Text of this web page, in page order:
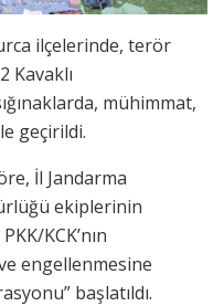
ilçelerinde, terör
Kavaklı
mühimmat,
geçirildi.
İl Jandarma
ekiplerinin
KCK’nın
engellenmesine
başlatıldı.